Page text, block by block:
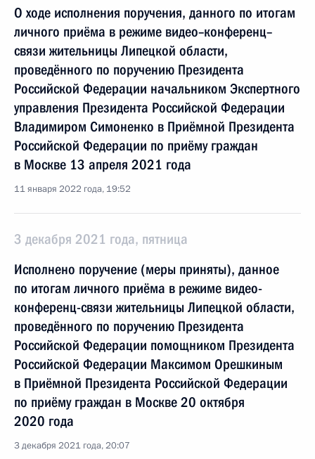
О ходе исполнения поручения, данного по итогам
личного приёма в режиме видео–конференц–
связи жительницы Липецкой области,
проведённого по поручению Президента
Российской Федерации начальником Экспертного
управления Президента Российской Федерации
Владимиром Симоненко в Приёмной Президента
Российской Федерации по приёму граждан
в Москве 13 апреля 2021 года
11 января 2022 года, 19:52
3 декабря 2021 года, пятница
Исполнено поручение (меры приняты), данное
по итогам личного приёма в режиме видео-
конференц-связи жительницы Липецкой области,
проведённого по поручению Президента
Российской Федерации помощником Президента
Российской Федерации Максимом Орешкиным
в Приёмной Президента Российской Федерации
по приёму граждан в Москве 20 октября
2020 года
3 декабря 2021 года, 20:07